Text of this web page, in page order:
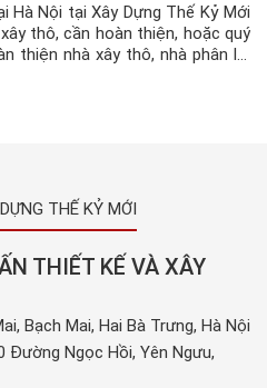
Hà Nội tại Xây Dựng Thế Kỷ Mới
thô, cần hoàn thiện, hoặc quý
thiện nhà xây thô, nhà phân lô,
THẾ KỶ MỚI
THIẾT KẾ VÀ XÂY
Bạch Mai, Hai Bà Trưng, Hà Nội
Đường Ngọc Hồi, Yên Ngưu,